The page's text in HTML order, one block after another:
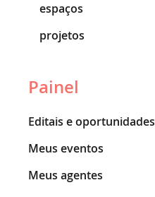
espaços
projetos
Painel
Editais e oportunidades
Meus eventos
Meus agentes